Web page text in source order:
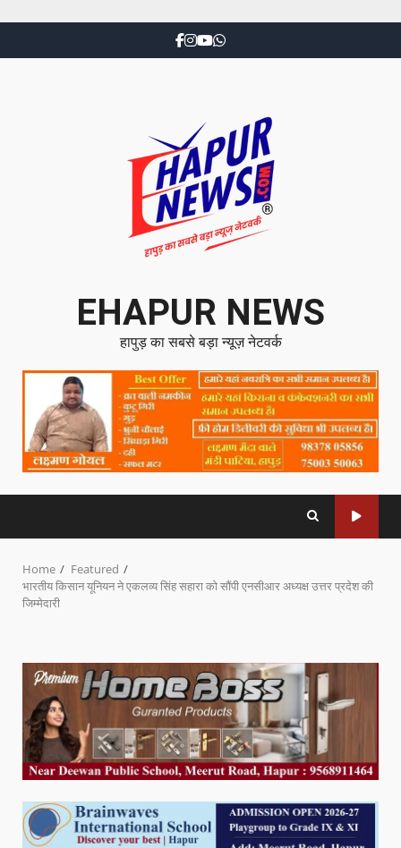
EHAPUR NEWS
हापुड़ का सबसे बड़ा न्यूज़ नेटवर्क
Home
Featured
भारतीय किसान यूनियन ने एकलव्य सिंह सहारा को सौंपी एनसीआर अध्यक्ष उत्तर प्रदेश की
जिम्मेदारी